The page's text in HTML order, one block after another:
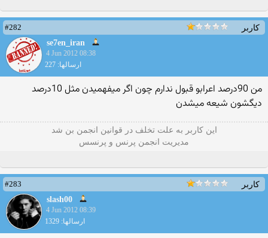
کاربر
#282
se7en_iran
4 Jun 2012 08:38
ارسالها: 227
من 90درصد اعرابو قبول ندارم چون اگر ميفهميدن مثل 10درصد
ديگشون شيعه ميشدن
این كاربر به علت تخلف در قوانین انجمن بن شد
مدیریت انجمن پرنس و پرنسس
کاربر
#283
slash00
4 Jun 2012 08:39
ارسالها: 1329